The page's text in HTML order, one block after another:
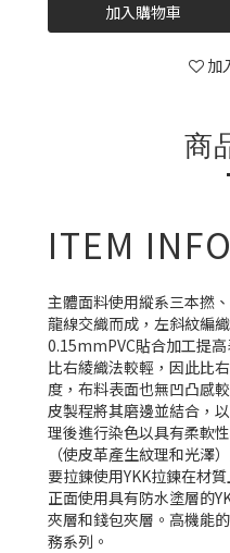
加入購物車
加
商
ITEM
主體面料使用縱系三本撚
龍線交織而成，左斜紋編
0.15mmPVC貼合加工提
比右綾織法較輕，因此比
度，布料表面也無凹凸感
皮製程將其磨邊並結合，
理後進行染色以具有柔軟
（使皮革產生紋理和光澤
要拉鍊使用YKK拉鍊在材
正面使用具有防水塗層的
夾層和錢包夾層。高機能
務系列。